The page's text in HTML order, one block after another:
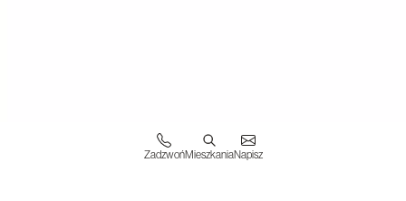
ZadzwońMieszkaniaNapisz